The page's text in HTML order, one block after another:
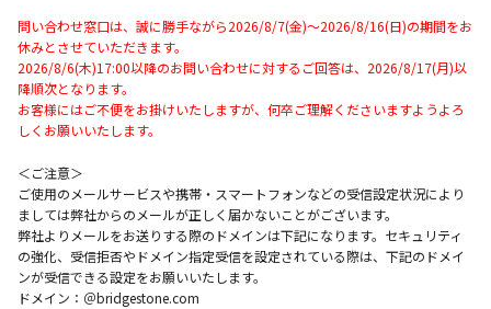
問い合わせ窓口は、誠に勝手ながら2026/8/7(金)～2026/8/16(日)の期間をお
休みとさせていただきます。
2026/8/6(木)17:00以降のお問い合わせに対するご回答は、2026/8/17(月)以
降順次となります。
お客様にはご不便をお掛けいたしますが、何卒ご理解くださいますようよろ
しくお願いいたします。
＜ご注意＞
ご使用のメールサービスや携帯・スマートフォンなどの受信設定状況により
ましては弊社からのメールが正しく届かないことがございます。
弊社よりメールをお送りする際のドメインは下記になります。セキュリティ
の強化、受信拒否やドメイン指定受信を設定されている際は、下記のドメイ
ンが受信できる設定をお願いいたします。
ドメイン：＠bridgestone.com